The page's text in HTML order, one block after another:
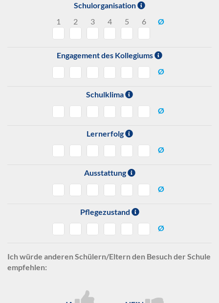
Schulorganisation
1
2 3 4 5 6 Ø
Engagement des Kollegiums
Ø
Schulklima
Ø
Lernerfolg
Ø
Ausstattung
Ø
Pflegezustand
Ø
Ich würde anderen Schülern/Eltern den Besuch der Schule
empfehlen: